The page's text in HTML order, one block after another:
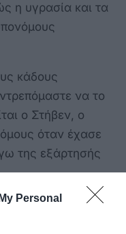
Personal
η υγρασία και τα
κάδους
να το
ο Στήβεν, ο
όταν έχασε
της εξάρτησής
τοπικών φορέων,